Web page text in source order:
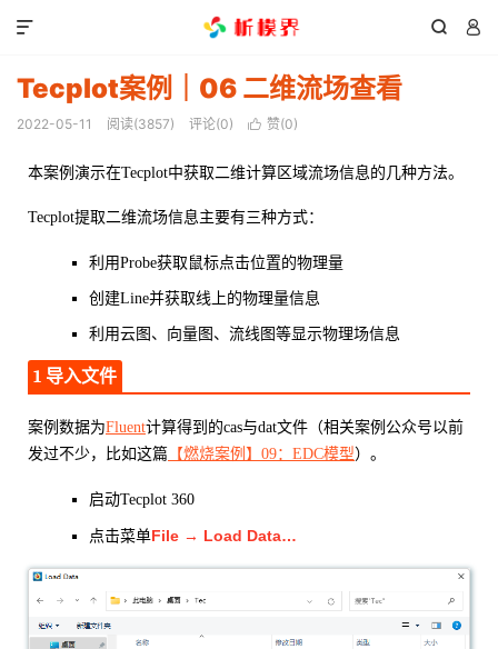
 

Tecplot案例｜06 二维流场查看
2022-05-11 阅读(3857) 评论(0)  赞(0)
本案例演示在Tecplot中获取二维计算区域流场信息的几种方法。
Tecplot提取二维流场信息主要有三种方式：
利用Probe获取鼠标点击位置的物理量
创建Line并获取线上的物理量信息
利用云图、向量图、流线图等显示物理场信息
1 导入文件
案例数据为Fluent计算得到的cas与dat文件（相关案例公众号以前
发过不少，比如这篇 【燃烧案例】09：EDC模型）。
启动Tecplot 360
点击菜单File → Load Data…